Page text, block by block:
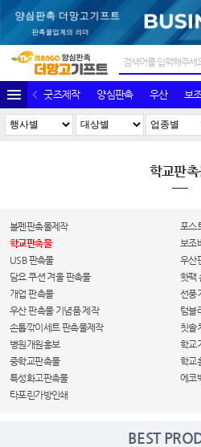
굿즈제작 양심판촉 우산 보
학교판
볼펜판촉물제작
포스
학교판촉물
보조
USB 판촉물
우산
담요 쿠션 겨울 판촉물
핫팩
개업 판촉물
선풍
우산 판촉물 기념품 제작
텀블
손톱깎이세트 판촉물제작
칫솔
병원개원홍보
학교
중학교판촉물
학교
특성화고판촉물
에코
타포린가방인쇄
BEST